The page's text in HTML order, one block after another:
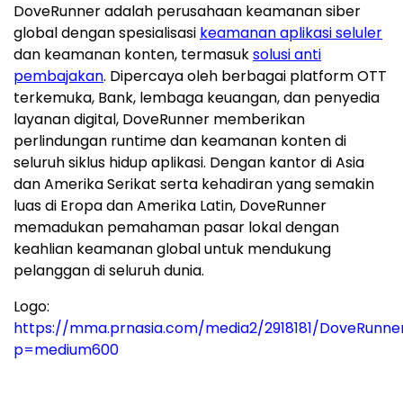
DoveRunner adalah perusahaan keamanan siber
global dengan spesialisasi keamanan aplikasi seluler
dan keamanan konten, termasuksolusi anti
pembajakan. Dipercaya oleh berbagai platform OTT
terkemuka, Bank, lembaga keuangan, dan penyedia
layanan digital, DoveRunner memberikan
perlindungan runtime dan keamanan konten di
seluruh siklus hidup aplikasi. Dengan kantor di Asia
dan Amerika Serikat serta kehadiran yang semakin
luas di Eropa dan Amerika Latin, DoveRunner
memadukan pemahaman pasar lokal dengan
keahlian keamanan global untuk mendukung
pelanggan di seluruh dunia.
Logo:
https://mma.prnasia.com/media2/2918181/
p=medium600